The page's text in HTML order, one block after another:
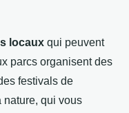
locaux qui peuvent
parcs organisent des
festivals de
nature, qui vous